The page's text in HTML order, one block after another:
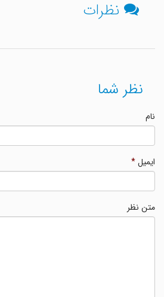
نظرات
نظر شما
ایمیل*
متن نظر